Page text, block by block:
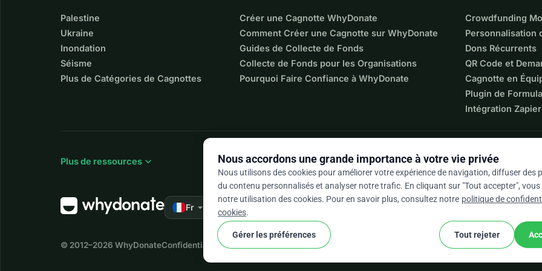
Palestine
Ukraine
Inondation
Séisme
Plus de Catégories de Cagnottes
Créer une Cagnotte WhyDonate
Comment Créer une Cagnotte sur WhyDonate
Guides de Collecte de Fonds
Collecte de Fonds pour les Organisations
Pourquoi Faire Confiance à WhyDonate
Crowdfunding
Personnalisation
Dons Récurrents
QR Code et
Cagnotte en
Plugin de
Intégration Zapier
Plus de ressources expand_more
Fr arrow_drop_down ★★★★★
© 2012–2026 WhyDonateConfidentialité et cookies Conditions générales Paramètres Des Cookies
Nous accordons une grande importance à votre vie privée
Nous utilisons des cookies pour améliorer votre expérience de navigation, diffuser des
du contenu personnalisés et analyser notre trafic. En cliquant sur "Tout accepter", vous
notre utilisation des cookies. Pour en savoir plus, consultez notre politique de
cookies.
Gérer les préférences Tout rejeter